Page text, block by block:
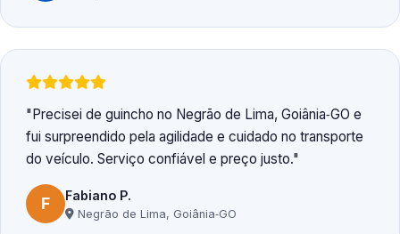
Precisei de guincho no Negrão de Lima, Goiânia‑GO e
fui surpreendido pela agilidade e cuidado no transporte
do veículo. Serviço confiável e preço justo.
F Fabiano P.
Negrão de Lima, Goiânia‑GO